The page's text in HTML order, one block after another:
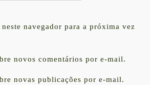
neste navegador para a próxima vez
novos comentários por e-mail.
novas publicações por e-mail.